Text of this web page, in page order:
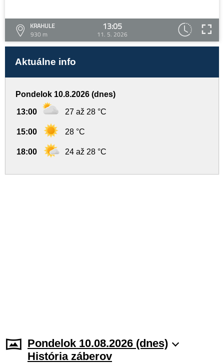
KRAHULE
930 m
13:05
11. 5. 2026
Aktuálne info
Pondelok 10.8.2026 (dnes)
13:00 27 až 28 °C
15:00 28 °C
18:00 24 až 28 °C
Pondelok 10.08.2026 (dnes)
História záberov